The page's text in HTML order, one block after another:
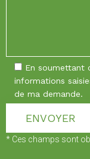
En soumettant
informations
de ma demande.
* Ces champs sont